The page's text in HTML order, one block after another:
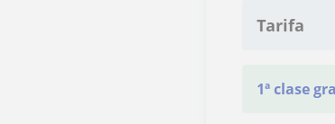
Tarifa
1ª clase